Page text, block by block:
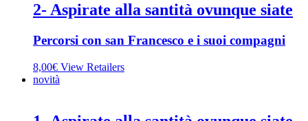
2- Aspirate alla santità ovunque siate
Percorsi con san Francesco e i suoi compagni
8,00€ View Retailers
novità